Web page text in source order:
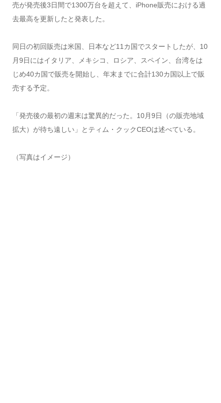
売が発売後3日間で1300万台を超えて、iPhone販売における過
去最高を更新したと発表した。
同日の初回販売は米国、日本など11カ国でスタートしたが、10
月9日にはイタリア、メキシコ、ロシア、スペイン、台湾をは
じめ40カ国で販売を開始し、年末までに合計130カ国以上で販
売する予定。
「発売後の最初の週末は驚異的だった。10月9日（の販売地域
拡大）が待ち遠しい」とティム・クックCEOは述べている。
（写真はイメージ）